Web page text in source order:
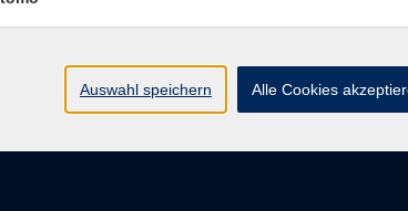
93073 Neutraubling
info@vhs-regensburger-land.de
Tel: 09401 52550
Auswahl speichern Alle Cookies